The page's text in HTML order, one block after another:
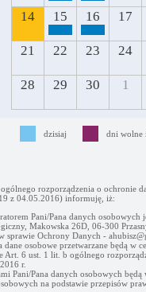
14 15 16 17
21 22 23 24
28 29 30 1
dzisiaj dni wolne
rozporządzenia o ochronie
z 04.05.2016) informuję, iż:
Pani/Pana danych osobowych
Makowska 26D, 06-300
sprawie Ochrony Danych -
dane osobowe przetwarzane będą w
Art. 6 ust. 1 lit. b ogólnego
r.
Pani/Pana danych osobowych
na podstawie przepisów